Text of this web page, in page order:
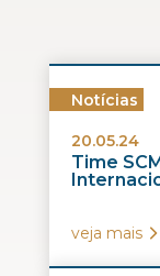
Notícias
20.05.24
Time
veja mais